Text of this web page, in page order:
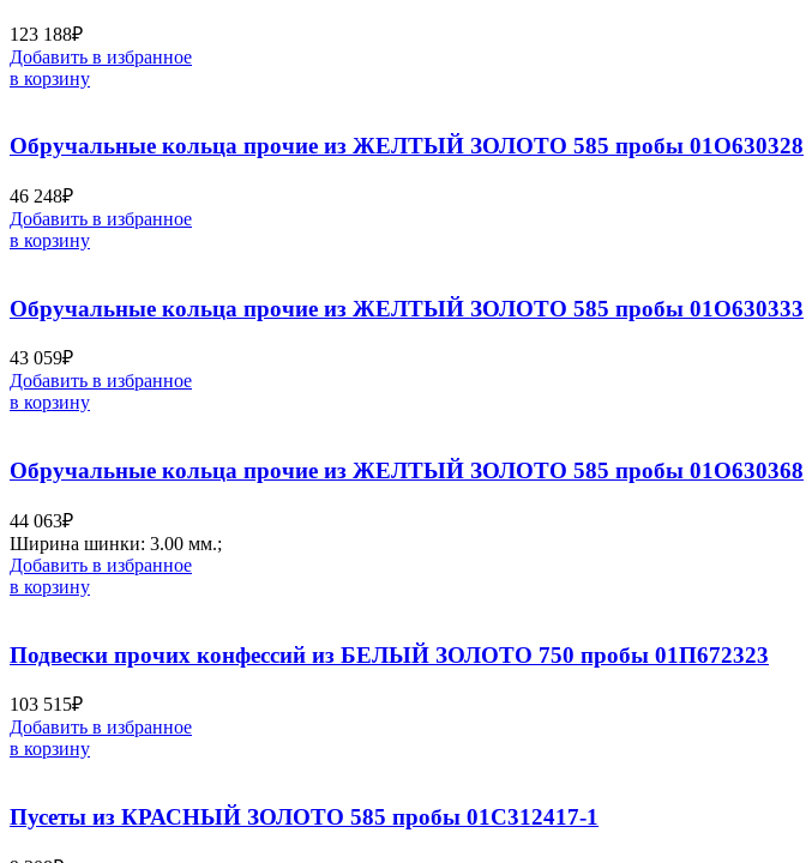
123 188₽
Добавить в избранное
в корзину
Обручальные кольца прочие из ЖЕЛТЫЙ ЗОЛОТО 585 пробы 01О630328
46 248₽
Добавить в избранное
в корзину
Обручальные кольца прочие из ЖЕЛТЫЙ ЗОЛОТО 585 пробы 01О630333
43 059₽
Добавить в избранное
в корзину
Обручальные кольца прочие из ЖЕЛТЫЙ ЗОЛОТО 585 пробы 01О630368
44 063₽
Ширина шинки: 3.00 мм.;
Добавить в избранное
в корзину
Подвески прочих конфессий из БЕЛЫЙ ЗОЛОТО 750 пробы 01П672323
103 515₽
Добавить в избранное
в корзину
Пусеты из КРАСНЫЙ ЗОЛОТО 585 пробы 01С312417-1